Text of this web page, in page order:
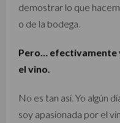
demostrar lo que
o de la bodega.
Pero… efectivamente
el vino.
No es tan así. Yo algún
soy apasionada por el